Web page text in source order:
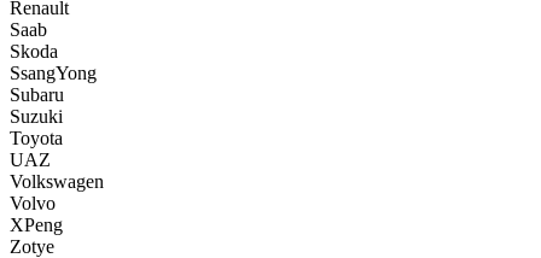
Renault
Saab
Skoda
SsangYong
Subaru
Suzuki
Toyota
UAZ
Volkswagen
Volvo
XPeng
Zotye